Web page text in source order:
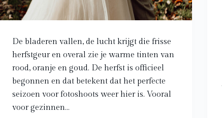
De bladeren vallen, de lucht krijgt die frisse
herfstgeur en overal zie je warme tinten van
rood, oranje en goud. De herfst is officieel
begonnen en dat betekent dat het perfecte
seizoen voor fotoshoots weer hier is. Vooral
voor gezinnen…